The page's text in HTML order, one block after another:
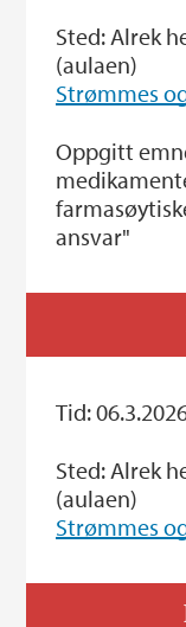
Sted: Alrek
(aulaen)
Strømmes
Oppgitt
ansvar"
Tid:
Sted: Alrek
(aulaen)
Strømmes